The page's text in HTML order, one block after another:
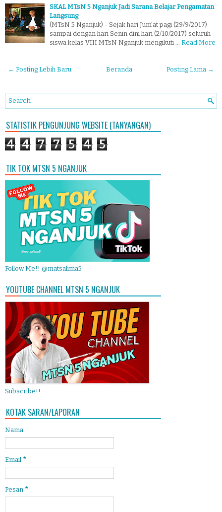
SKAL MTsN 5 Nganjuk Jadi Sarana Belajar Pengamatan
Langsung
(MTsN 5 Nganjuk) - Sejak hari Jum'at pagi (29/9/2017)
sampai dengan hari Senin dini hari (2/10/2017) seluruh
siswa kelas VIII MTsN Nganjuk mengikuti … Read More
← Posting Lebih Baru Posting Lama →
Beranda
STATISTIK PENGUNJUNG WEBSITE (TANYANGAN)
4 4 7 7 5 4 5
TIK TOK MTSN 5 NGANJUK
Follow Me!! @matsalima5
YOUTUBE CHANNEL MTSN 5 NGANJUK
Subscribe!!
KOTAK SARAN/LAPORAN
Nama
Email *
Pesan *